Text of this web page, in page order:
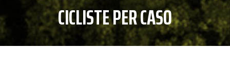
CICLISTE PER CASO